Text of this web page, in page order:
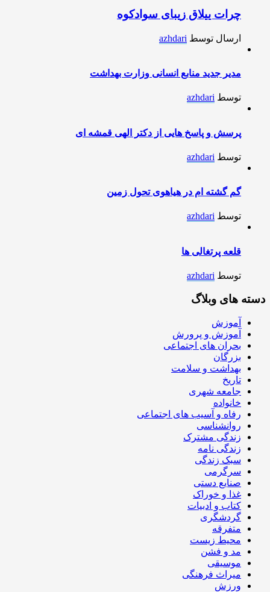
چرات ییلاق زیبای سوادکوه
ارسال توسط azhdari
مدیر جدید منابع انسانی وزارت بهداشت
توسط azhdari
پرسش و پاسخ هایی از دکتر الهی قمشه ای
توسط azhdari
گم گشته ام در هیاهوی تحول زمین
توسط azhdari
قلعه پرتغالی ها
توسط azhdari
دسته های وبلاگ
آموزش
آموزش و پرورش
بحران های اجتماعی
بزرگان
بهداشت و سلامت
تاریخ
جامعه شهری
خانواده
رفاه و آسیب های اجتماعی
روانشناسی
زندگی مشترک
زندگی نامه
سبک زندگی
سرگرمی
صنایع دستی
غذا و خوراک
کتاب و ادبیات
گردشگری
متفرقه
محیط زیست
مد و فشن
موسیقی
میراث فرهنگی
ورزش